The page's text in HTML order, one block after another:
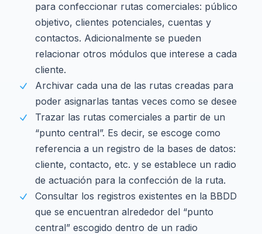
para confeccionar rutas comerciales: público
objetivo, clientes potenciales, cuentas y
contactos. Adicionalmente se pueden
relacionar otros módulos que interese a cada
cliente.
Archivar cada una de las rutas creadas para
poder asignarlas tantas veces como se desee
Trazar las rutas comerciales a partir de un
“punto central”. Es decir, se escoge como
referencia a un registro de la bases de datos:
cliente, contacto, etc. y se establece un radio
de actuación para la confección de la ruta.
Consultar los registros existentes en la BBDD
que se encuentran alrededor del “punto
central” escogido dentro de un radio